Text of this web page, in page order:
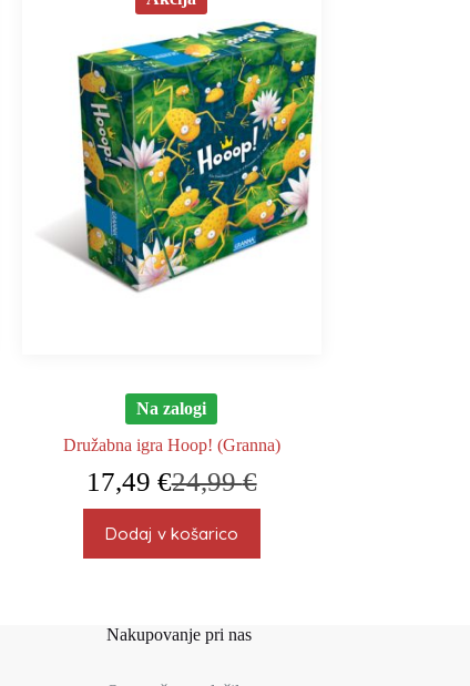
Na zalogi
Družabna igra Hoop! (Granna)
24,99€
Izvirna
cena
je
17,49 €Trenutna
cena
je:
Dodaj v košarico
Nakupovanje pri nas